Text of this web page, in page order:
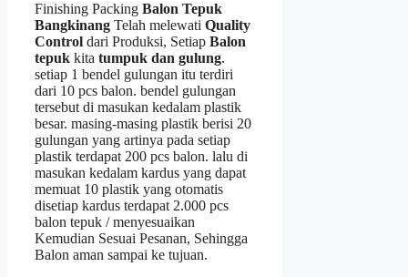
Finishing Packing Balon Tepuk
Bangkinang Telah melewati Quality
Control dari Produksi, Setiap Balon
tepuk kita tumpuk dan gulung.
setiap 1 bendel gulungan itu terdiri
dari 10 pcs balon. bendel gulungan
tersebut di masukan kedalam plastik
besar. masing-masing plastik berisi 20
gulungan yang artinya pada setiap
plastik terdapat 200 pcs balon. lalu di
masukan kedalam kardus yang dapat
memuat 10 plastik yang otomatis
disetiap kardus terdapat 2.000 pcs
balon tepuk / menyesuaikan
Kemudian Sesuai Pesanan, Sehingga
Balon aman sampai ke tujuan.